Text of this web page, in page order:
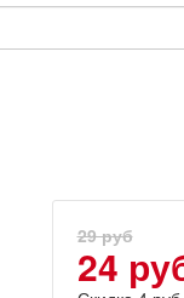
29 руб
24